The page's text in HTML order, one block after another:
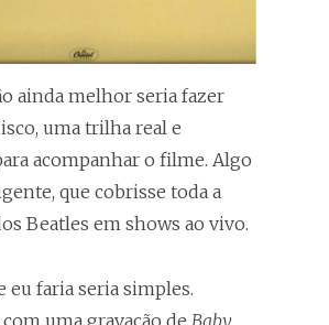
ainda melhor seria fazer
uma trilha real e
acompanhar o filme. Algo
que cobrisse toda a
Beatles em shows ao vivo.
eu faria seria simples.